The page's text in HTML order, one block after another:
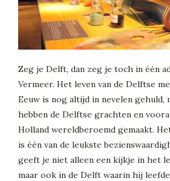
Zeg je Delft, dan zeg je toch in één
Vermeer. Het leven van de Delftse
Eeuw is nog altijd in nevelen gehuld,
hebben de Delftse grachten en
Holland wereldberoemd gemaakt.
is één van de leukste
geeft je niet alleen een kijkje in het
maar ook in de Delft waarin hij